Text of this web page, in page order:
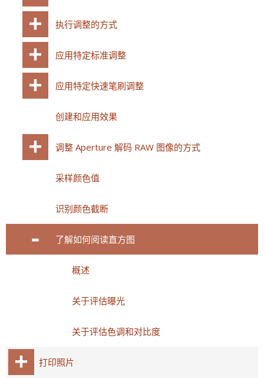
执行调整的方式
应用特定标准调整
应用特定快速笔刷调整
创建和应用效果
调整 Aperture 解码 RAW 图像的方式
采样颜色值
识别颜色截断
了解如何阅读直方图
概述
关于评估曝光
关于评估色调和对比度
打印照片